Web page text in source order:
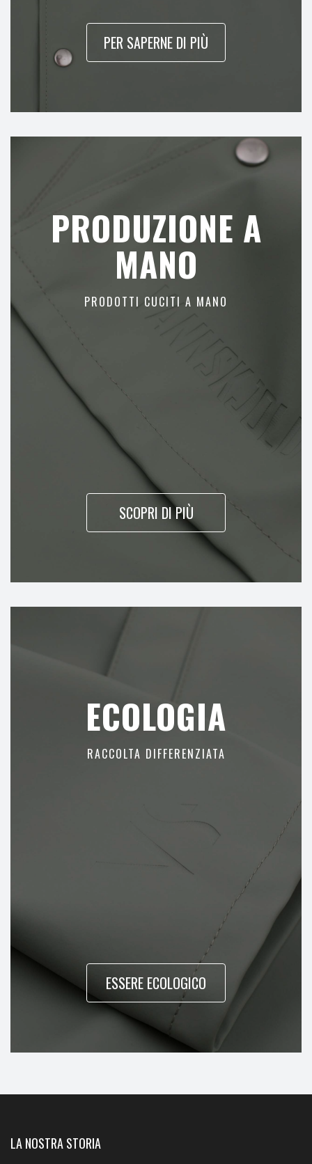
PER SAPERNE DI PIÙ
PRODUZIONE A
MANO
PRODOTTI CUCITI A MANO
SCOPRI DI PIÙ
ECOLOGIA
RACCOLTA DIFFERENZIATA
ESSERE ECOLOGICO
LA NOSTRA STORIA